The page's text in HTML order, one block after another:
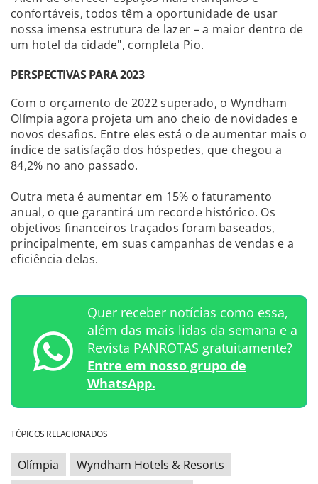
confortáveis, todos têm a oportunidade de usar
nossa imensa estrutura de lazer – a maior dentro de
um hotel da cidade", completa Pio.
PERSPECTIVAS PARA 2023
Com o orçamento de 2022 superado, o Wyndham
Olímpia agora projeta um ano cheio de novidades e
novos desafios. Entre eles está o de aumentar mais o
índice de satisfação dos hóspedes, que chegou a
84,2% no ano passado.
Outra meta é aumentar em 15% o faturamento
anual, o que garantirá um recorde histórico. Os
objetivos financeiros traçados foram baseados,
principalmente, em suas campanhas de vendas e a
eficiência delas.
Quer receber notícias como essa,
além das mais lidas da semana e a
Revista PANROTAS gratuitamente?
Entre em nosso grupo de
WhatsApp.
TÓPICOS RELACIONADOS
Olímpia
Wyndham Hotels & Resorts